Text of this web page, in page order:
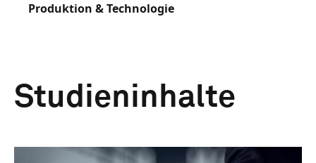
Produktion & Technologie
Studieninhalte